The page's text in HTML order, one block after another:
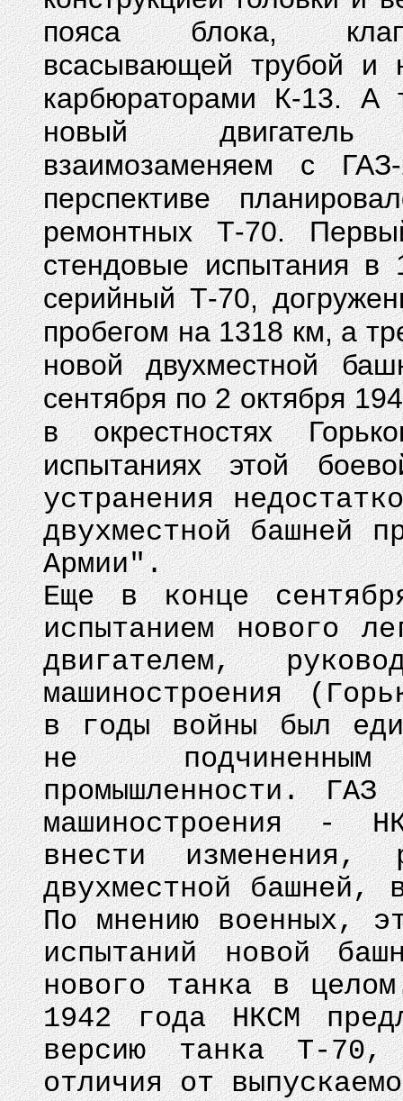
пояса блока,
всасывающей трубой и
карбюраторами К-13. А
новый
взаимозаменяем с
перспективе
ремонтных Т-70.
стендовые испытания в
серийный Т-70,
пробегом на 1318 км, а
новой двухместной
сентября по 2 октября
в окрестностях
испытаниях этой
устранения
двухместной башней
Армии".
Еще в конце
испытанием нового
двигателем,
машиностроения
в годы войны был
не
промышленности.
машиностроения -
внести изменения,
двухместной башней,
По мнению военных,
испытаний новой
нового танка в
1942 года НКСМ
версию танка Т-70,
отличия от